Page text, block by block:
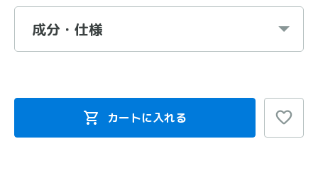
成分・仕様
カートに入れる